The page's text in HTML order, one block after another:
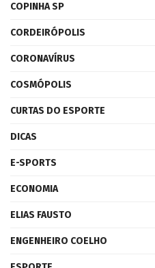
COPINHA SP
CORDEIRÓPOLIS
CORONAVÍRUS
COSMÓPOLIS
CURTAS DO ESPORTE
DICAS
E-SPORTS
ECONOMIA
ELIAS FAUSTO
ENGENHEIRO COELHO